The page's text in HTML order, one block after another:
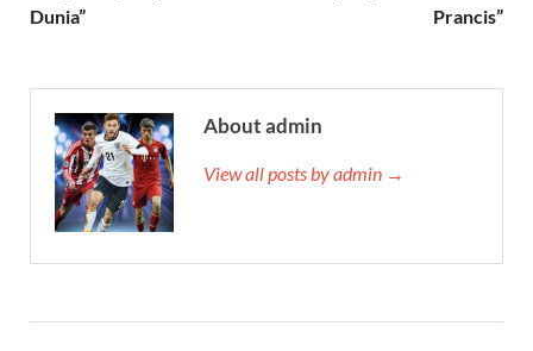
Dunia”
Prancis”
About admin
View all posts by admin →